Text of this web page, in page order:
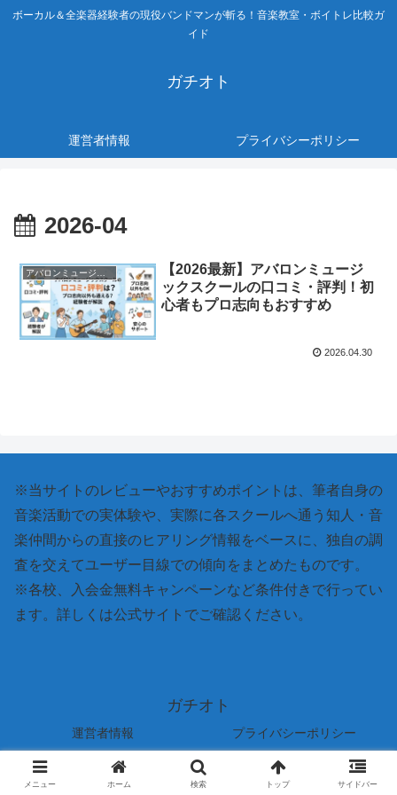
ボーカル＆全楽器経験者の現役バンドマンが斬る！音楽教室・ボイトレ比較ガ
イド
ガチオト
運営者情報 プライバシーポリシー
2026-04
【2026最新】アバロンミュージ
ックスクールの口コミ・評判！初
心者もプロ志向もおすすめ
2026.04.30
※当サイトのレビューやおすすめポイントは、筆者自身の
音楽活動での実体験や、実際に各スクールへ通う知人・音
楽仲間からの直接のヒアリング情報をベースに、独自の調
査を交えてユーザー目線での傾向をまとめたものです。
※各校、入会金無料キャンペーンなど条件付きで行ってい
ます。詳しくは公式サイトでご確認ください。
ガチオト
運営者情報 プライバシーポリシー
© 2026 ガチオト.
メニュー ホーム 検索 トップ サイドバー